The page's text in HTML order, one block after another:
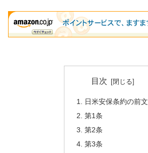
目次
日米安保条約の前文
第1条
第2条
第3条